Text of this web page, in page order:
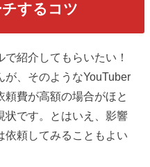
するコツ
紹介してもらいたい！
が、そのようなYouTuber
費が高額の場合がほと
状です。とはいえ、影響
依頼してみることもよい